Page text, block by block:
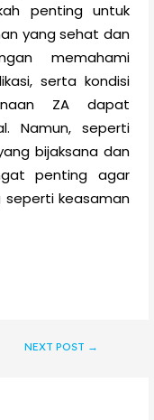
penting untuk
yang sehat dan
memahami
serta kondisi
ZA dapat
Namun, seperti
bijaksana dan
penting agar
seperti keasaman
NEXT POST →